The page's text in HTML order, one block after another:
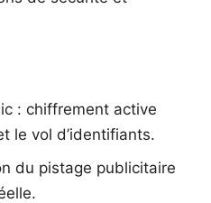
: chiffrement active
le vol d’identifiants.
du pistage publicitaire